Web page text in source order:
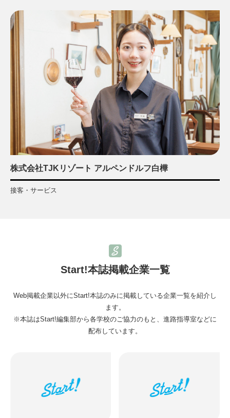
株式会社TJKリゾート アルペンドルフ白樺
接客・サービス
Start!本誌掲載企業一覧
Web掲載企業以外にStart!本誌のみに掲載している企業一覧を紹介し
ます。
※本誌はStart!編集部から各学校のご協力のもと、進路指導室などに
配布しています。